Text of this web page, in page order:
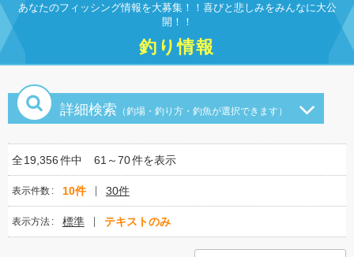
に
移
動
あなたのフィッシング情報を大募集！！喜びと悲しみをみんなに大公
開！！
釣り情報
詳細検索 （釣場・釣り方・釣魚が選択できます）
全19,356件中 61～70件を表示
表示件数 10件 30件
表示方法 標準 テキストのみ